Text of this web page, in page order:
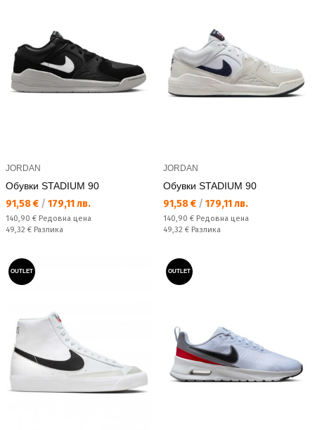
JORDAN
Обувки STADIUM 90
Текуща цена:
91,58 € / 179,11 лв.
Редовна цена:
140,90 € Редовна цена
Спестявате:
49,32 € Разлика
JORDAN
Обувки STADIUM 90
Текуща цена:
91,58 € / 179,11 лв.
Редовна цена:
140,90 € Редовна цена
Спестявате:
49,32 € Разлика
OUTLET OUTLET